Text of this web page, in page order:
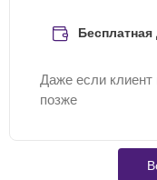
Бесплатная
Даже если
позже